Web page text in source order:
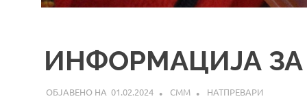
ИНФОРМАЦИЈА
01.02.2024 СММ НАТПРЕВАРИ